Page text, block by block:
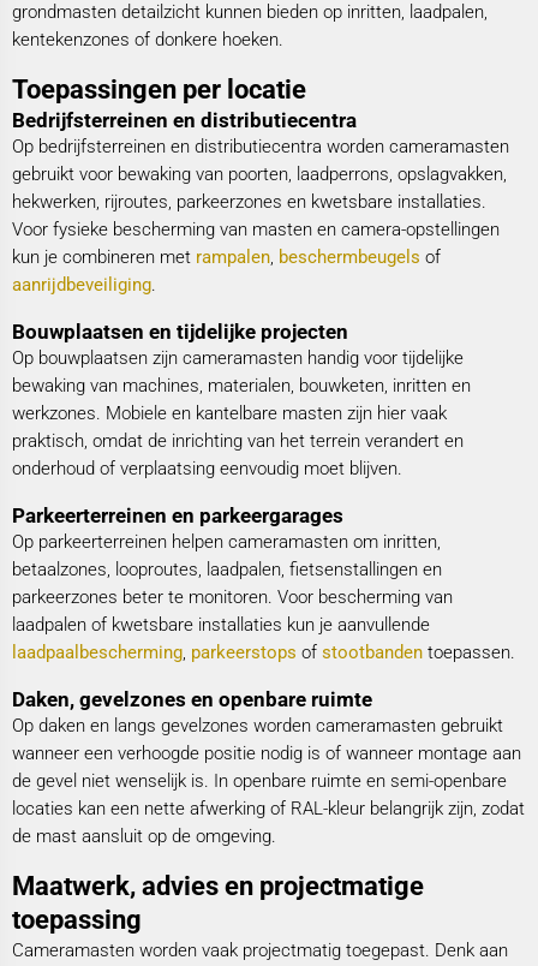
grondmasten detailzicht kunnen bieden op inritten, laadpalen,
kentekenzones of donkere hoeken.
Toepassingen per locatie
Bedrijfsterreinen en distributiecentra
Op bedrijfsterreinen en distributiecentra worden cameramasten
gebruikt voor bewaking van poorten, laadperrons, opslagvakken,
hekwerken, rijroutes, parkeerzones en kwetsbare installaties.
Voor fysieke bescherming van masten en camera-opstellingen
kun je combineren met rampalen, beschermbeugels of
aanrijdbeveiliging.
Bouwplaatsen en tijdelijke projecten
Op bouwplaatsen zijn cameramasten handig voor tijdelijke
bewaking van machines, materialen, bouwketen, inritten en
werkzones. Mobiele en kantelbare masten zijn hier vaak
praktisch, omdat de inrichting van het terrein verandert en
onderhoud of verplaatsing eenvoudig moet blijven.
Parkeerterreinen en parkeergarages
Op parkeerterreinen helpen cameramasten om inritten,
betaalzones, looproutes, laadpalen, fietsenstallingen en
parkeerzones beter te monitoren. Voor bescherming van
laadpalen of kwetsbare installaties kun je aanvullende
laadpaalbescherming, parkeerstops of stootbandentoepassen.
Daken, gevelzones en openbare ruimte
Op daken en langs gevelzones worden cameramasten gebruikt
wanneer een verhoogde positie nodig is of wanneer montage aan
de gevel niet wenselijk is. In openbare ruimte en semi-openbare
locaties kan een nette afwerking of RAL-kleur belangrijk zijn, zodat
de mast aansluit op de omgeving.
Maatwerk, advies en projectmatige
toepassing
Cameramasten worden vaak projectmatig toegepast. Denk aan